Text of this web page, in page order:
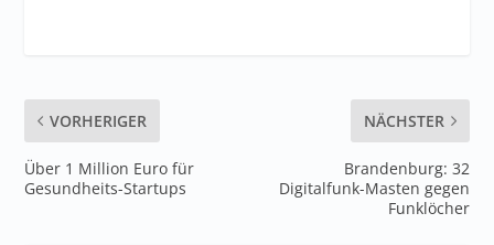
VORHERIGER
Über 1 Million Euro für
Gesundheits-Startups
NÄCHSTER
Brandenburg: 32
Digitalfunk-Masten gegen
Funklöcher